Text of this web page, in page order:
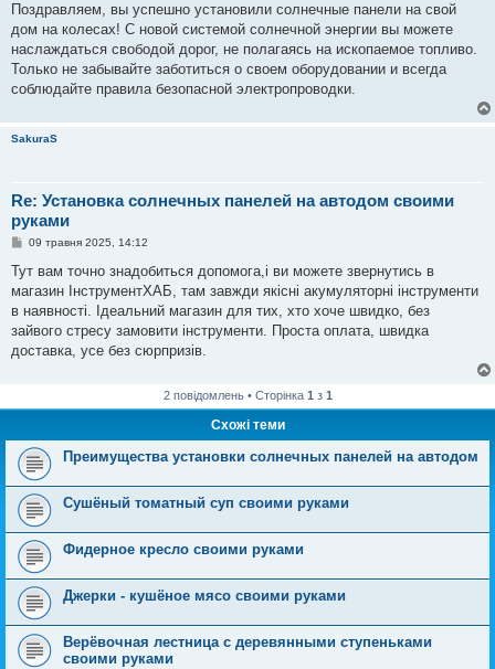
Поздравляем, вы успешно установили солнечные панели на свой
дом на колесах! С новой системой солнечной энергии вы можете
наслаждаться свободой дорог, не полагаясь на ископаемое топливо.
Только не забывайте заботиться о своем оборудовании и всегда
соблюдайте правила безопасной электропроводки.
SakuraS
Re: Установка солнечных панелей на автодом своими
руками
П
в
д
о
л
е
09 травня 2025, 14:12
Тут вам точно знадобиться допомога,і ви можете звернутись в
магазин ІнструментХАБ, там завжди якісні акумуляторні інструменти
в наявності. Ідеальний магазин для тих, хто хоче швидко, без
зайвого стресу замовити інструменти. Проста оплата, швидка
доставка, усе без сюрпризів.
2 повідомлень • Сторінка 1 з 1
Схожі теми
Преимущества установки солнечных панелей на автодом
Cушёный томатный суп своими руками
Фидерное кресло своими руками
Джерки - кушёное мясо своими руками
Верёвочная лестница с деревянными ступеньками
своими руками